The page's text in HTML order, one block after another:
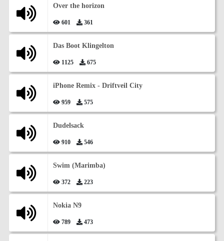
Over the horizon
601 361
Das Boot Klingelton
1125 675
iPhone Remix - Driftveil City
959 575
Dudelsack
910 546
Swim (Marimba)
372 223
Nokia N9
789 473